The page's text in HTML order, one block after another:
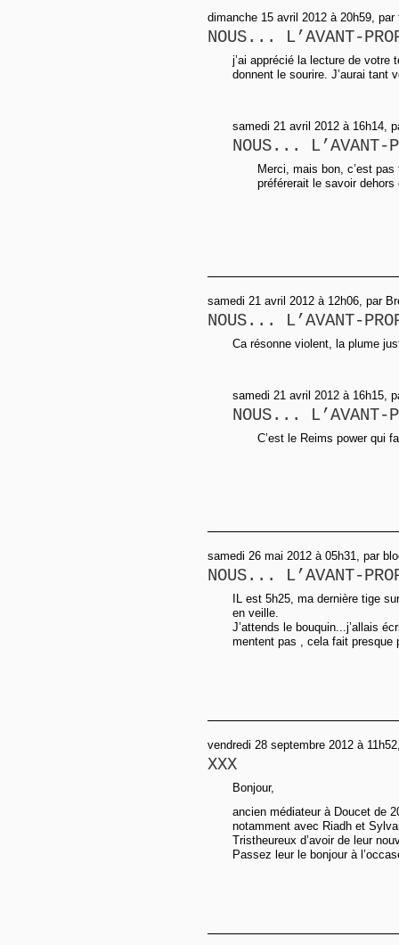
dimanche 15 avril 2012 à 20h59, par
NOUS... L’AVANT-
j’ai apprécié la lecture de
donnent le sourire. J’aurai tant
samedi 21 avril 2012 à 16h14,
NOUS... L’AVANT-
Merci, mais bon, c’est
préférerait le savoir dehors
samedi 21 avril 2012 à 12h06, par
NOUS... L’AVANT-
Ca résonne violent, la plume
samedi 21 avril 2012 à 16h15,
NOUS... L’AVANT-
C’est le Reims power qui
samedi 26 mai 2012 à 05h31, par
NOUS... L’AVANT-
IL est 5h25, ma dernière tige
en veille.
J’attends le bouquin...j’allais
mentent pas , cela fait presque
vendredi 28 septembre 2012 à
XXX
Bonjour,
ancien médiateur à Doucet de
notamment avec Riadh et
Tristheureux d’avoir de leur
Passez leur le bonjour à